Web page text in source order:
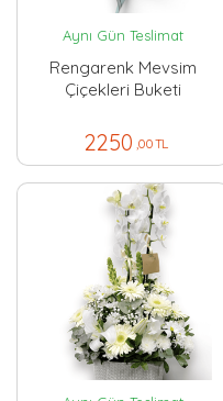
Aynı Gün Teslimat
Rengarenk Mevsim
Çiçekleri Buketi
2250 ,00 TL